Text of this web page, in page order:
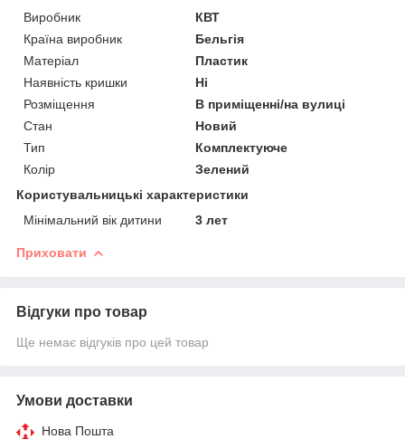
Виробник
КВТ
Країна виробник
Бельгія
Матеріал
Пластик
Наявність кришки
Ні
Розміщення
В приміщенні/на вулиці
Стан
Новий
Тип
Комплектуюче
Колір
Зелений
Користувальницькі характеристики
Мінімальний вік дитини
3 лет
Приховати
Відгуки про товар
Ще немає відгуків про цей товар
Умови доставки
Нова Пошта